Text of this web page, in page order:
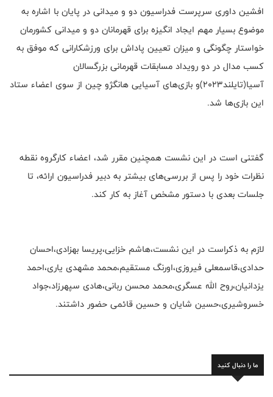
افشین داوری سرپرست فدراسیون دو و میدانی در پایان با اشاره به
موضوع بسیار مهم ایجاد انگیزه برای قهرمانان دو و میدانی کشورمان
خواستار چگونگی و میزان تعیین پاداش برای ورزشکارانی که موفق به
کسب مدال در دو رویداد مسابقات قهرمانی بزرگسالان
آسیا(تایلند۲۰۲۳)و بازی‌های آسیایی هانگژو چین از سوی اعضاء ستاد
این بازی‌ها شد.
گفتنی است در این نشست همچنین مقرر شد، اعضاء کارگروه نقطه
نظرات خود را پس از بررسی‌های بیشتر به دبیر فدراسیون ارائه، تا
جلسات بعدی با دستور مشخص آغاز به کار کند.
لازم به ذکراست در این نشست،هاشم خزایی،پریسا بهزادی،احسان
حدادی،قاسمعلی فیروزی،اورنگ مستقیم،محمد مشهدی یاری،احمد
یزدانیان،روح الله عسگری،محمد محسن ربانی،هادی سپهرزاد،جواد
خسروشیری،حسین شایان و حسین قائمی حضور داشتند.
ما را دنبال کنید